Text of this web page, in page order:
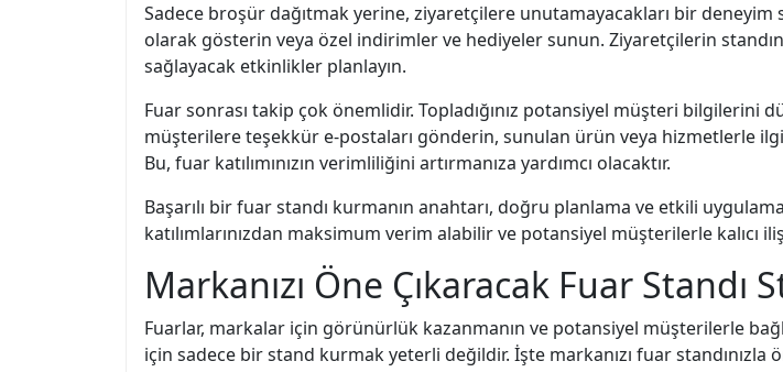
Sadece broşür dağıtmak yerine, ziyaretçilere unutamayacakları bir
olarak gösterin veya özel indirimler ve hediyeler sunun. Ziyaretçilerin
sağlayacak etkinlikler planlayın.
Fuar sonrası takip çok önemlidir. Topladığınız potansiyel müşteri
müşterilere teşekkür e-postaları gönderin, sunulan ürün veya hizmetlerle
Bu, fuar katılımınızın verimliliğini artırmanıza yardımcı olacaktır.
Başarılı bir fuar standı kurmanın anahtarı, doğru planlama ve etkili
katılımlarınızdan maksimum verim alabilir ve potansiyel müşterilerle kalıcı
Markanızı Öne Çıkaracak Fuar Standı
Fuarlar, markalar için görünürlük kazanmanın ve potansiyel müşterilerle
için sadece bir stand kurmak yeterli değildir. İşte markanızı fuar standınızla